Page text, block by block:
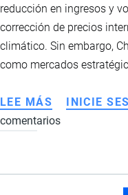
reducción en ingresos y
corrección de precios
climático. Sin embargo,
como mercados
LEE MÁS SOBRE
DE
INICIE
comentarios